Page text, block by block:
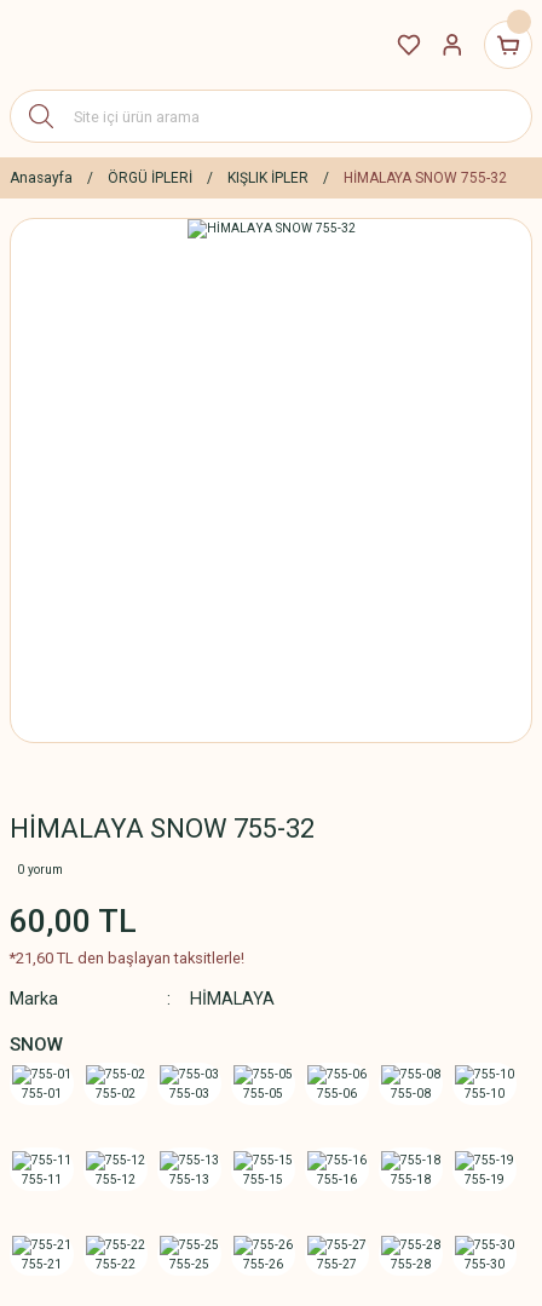
Anasayfa ÖRGÜ İPLERİ KIŞLIK İPLER HİMALAYA SNOW 755-32
HİMALAYA SNOW 755-32
0 yorum
60,00 TL
*21,60 TL den başlayan taksitlerle!
Marka HİMALAYA
SNOW